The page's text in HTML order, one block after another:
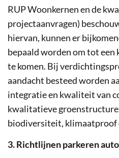
RUP Woonkernen en de
projectaanvragen)
hiervan, kunnen er
bepaald worden om tot
te komen. Bij
aandacht besteed worden
integratie en kwaliteit van
kwalitatieve
biodiversiteit, klimaatproof
3. Richtlijnen parkeren